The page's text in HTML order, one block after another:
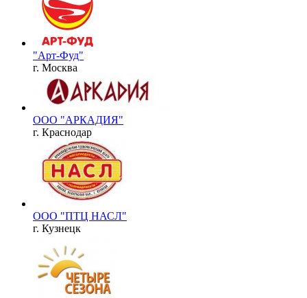
"Арт-Фуд"
г. Москва
ООО "АРКАДИЯ"
г. Краснодар
ООО "ПТЦ НАСЛ"
г. Кузнецк